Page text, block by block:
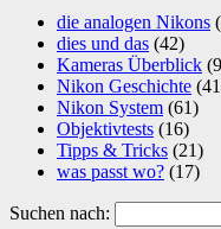
die analogen Nikons
dies und das (42)
Kameras Überblick
Nikon Geschichte
Nikon System (61)
Objektivtests (16)
Tipps & Tricks (21)
was passt wo? (17)
Suchen nach: